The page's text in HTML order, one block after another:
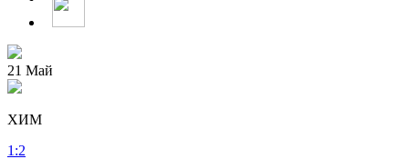
21 Май
ХИМ
1 :2